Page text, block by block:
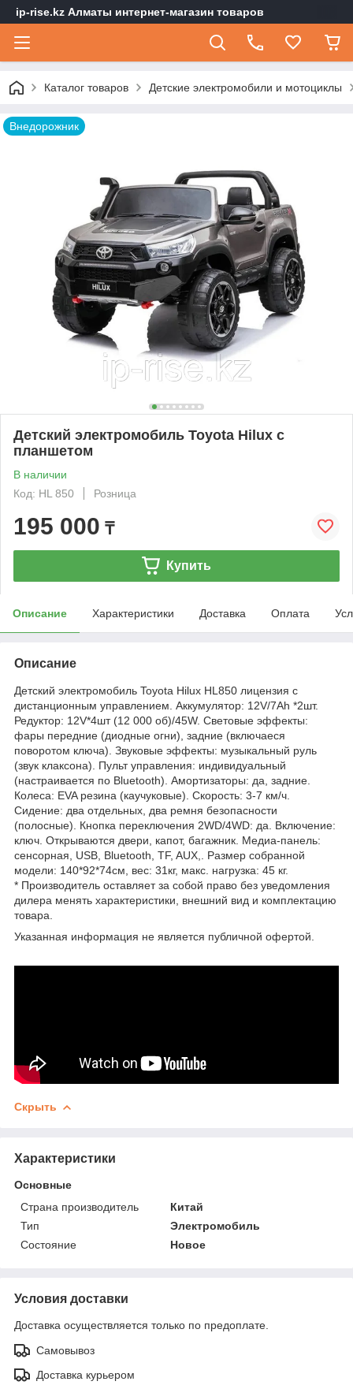
ip-rise.kz Алматы интернет-магазин товаров
Каталог товаров Детские электромобили и мотоциклы
Внедорожник
Детский электромобиль Toyota Hilux с
планшетом
В наличии
Код: HL 850
Розница
195 000 ₸
Купить
Описание Характеристики Доставка Оплата
Описание
Детский электромобиль Toyota Hilux HL850 лицензия с
дистанционным управлением. Аккумулятор: 12V/7Аh *2шт.
Редуктор: 12V*4шт (12 000 об)/45W. Световые эффекты:
фары передние (диодные огни), задние (включаеся
поворотом ключа). Звуковые эффекты: музыкальный руль
(звук клаксона). Пульт управления: индивидуальный
(настраивается по Bluetooth). Амортизаторы: да, задние.
Колеса: EVA резина (каучуковые). Скорость: 3-7 км/ч.
Сидение: два отдельных, два ремня безопасности
(полосные). Кнопка переключения 2WD/4WD: да. Включение:
ключ. Открываются двери, капот, багажник. Медиа-панель:
сенсорная, USB, Bluetooth, TF, AUX,. Размер собранной
модели: 140*92*74см, вес: 31кг, макс. нагрузка: 45 кг.
* Производитель оставляет за собой право без уведомления
дилера менять характеристики, внешний вид и комплектацию
товара.
Указанная информация не является публичной офертой.
Скрыть
Характеристики
Основные
Страна производитель
Китай
Тип
Электромобиль
Состояние
Новое
Условия доставки
Доставка осуществляется только по предоплате.
Самовывоз
Доставка курьером